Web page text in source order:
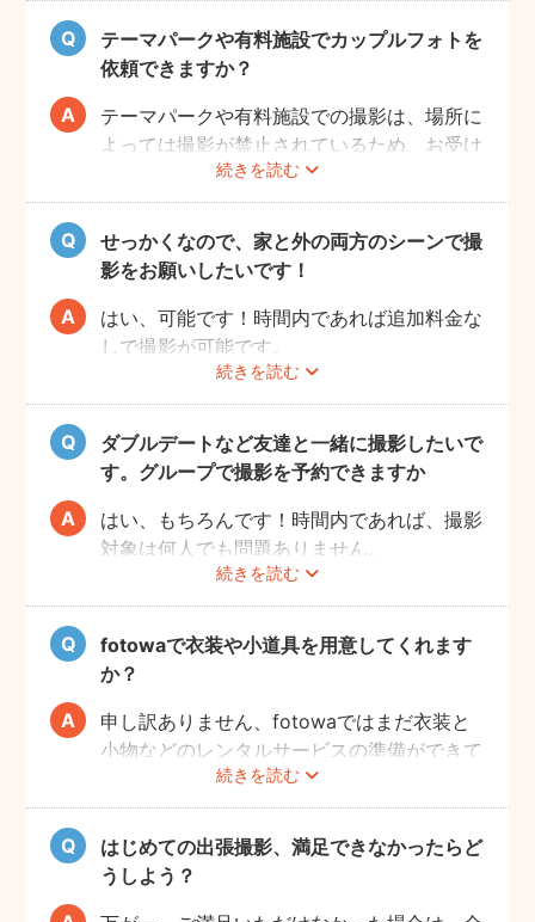
も思い出に残るデートプランにしてください
ね！
テーマパークや有料施設でカップルフォトを
依頼できますか？
続きを読む
テーマパークや有料施設での撮影は、場所に
よっては撮影が禁止されているため、お受け
できない場合がございます。
予約前にお客様ご自身で、施設へのご確認を
お願いいたします。
また、有料施設の場合、フォトグラファーの
入場費などはお客様のご負担となりますので
ご了承ください。
せっかくなので、家と外の両方のシーンで撮
影をお願いしたいです！
続きを読む
はい、可能です！時間内であれば追加料金な
しで撮影が可能です。
撮影をスムーズに進行させるために、事前に
その旨をフォトグラファーにお伝えいただけ
ると幸いです。
ダブルデートなど友達と一緒に撮影したいで
す。グループで撮影を予約できますか
続きを読む
はい、もちろんです！時間内であれば、撮影
対象は何人でも問題ありません。
追加料金も一切なしで、ご友人と一緒に撮影
をお楽しみいただけます。
fotowaで衣装や小道具を用意してくれます
か？
続きを読む
申し訳ありません、fotowaではまだ衣装と
小物などのレンタルサービスの準備ができて
おりませんので、お客様ご自身にご用意をお
願いしております。
はじめての出張撮影、満足できなかったらど
うしよう？